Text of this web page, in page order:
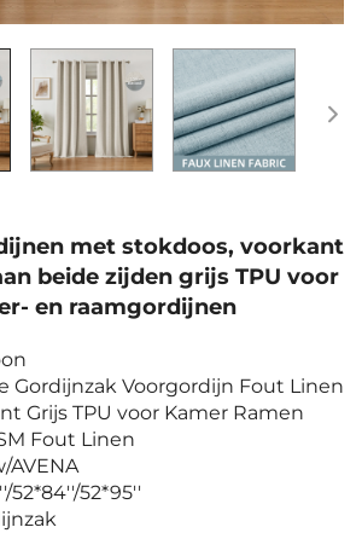
met stokdoos, voorkant
beide zijden grijs TPU voor
en raamgordijnen
Gordijnzak Voorgordijn Fout Linen
Grijs TPU voor Kamer Ramen
Fout Linen
AVENA
52*84''/52*95''